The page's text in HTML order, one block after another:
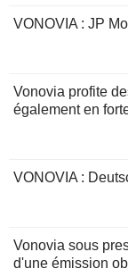
VONOVIA : JP
Vonovia profite
également en
VONOVIA :
Vonovia sous
d'une émission